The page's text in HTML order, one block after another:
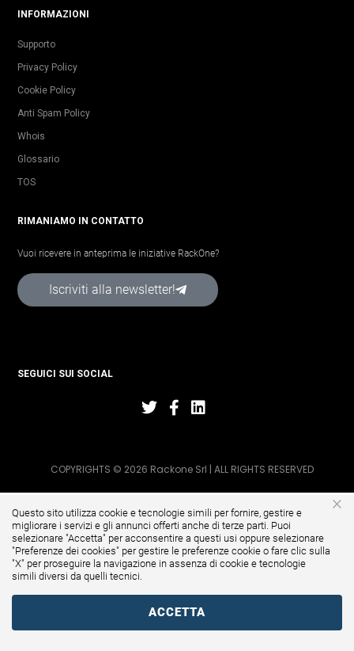
INFORMAZIONI
Supporto
Privacy Policy
Cookie Policy
Anti Spam Policy
Whois
Glossario
TOS
RIMANIAMO IN CONTATTO
Vuoi ricevere in anteprima le iniziative RackOne?
Iscriviti alla newsletter!
SEGUICI SUI SOCIAL
COPYRIGHTS © 2026 Rackone Srl | ALL RIGHTS RESERVED
×
Questo sito utilizza cookie e tecnologie simili per fornire, gestire e
migliorare i servizi e gli annunci offerti anche di terze parti. Puoi
selezionare "Accetta" per acconsentire a questi usi oppure selezionare
"Preferenze dei cookies" per gestire le preferenze cookie o fare clic sulla
"X" per proseguire la navigazione in assenza di cookie e tecnologie
simili diversi da quelli tecnici.
ACCETTA